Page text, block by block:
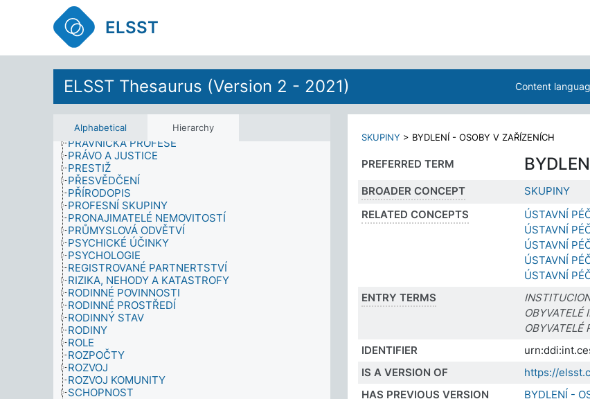
ELSST
ELSST Thesaurus (Version 2 - 2021) Content
Alphabetical Hierarchy
POLITICKÉ JEDNÁNÍ
POLITICKÉ SYSTÉMY
POLITIKA
POLOHA
PORADENSTVÍ
PORUŠOVÁNÍ LIDSKÝCH PRÁV
POSTOJE
POVÁLEČNÁ OPATŘENÍ
POVĚDOMÍ
PRÁCE A ZAMĚSTNANOST
PRÁVA A VÝSADY
PRÁVNICKÁ PROFESE
PRÁVO A JUSTICE
PRESTIŽ
PŘESVĚDČENÍ
PŘÍRODOPIS
PROFESNÍ SKUPINY
PRONAJIMATELÉ NEMOVITOSTÍ
PRŮMYSLOVÁ ODVĚTVÍ
PSYCHICKÉ ÚČINKY
PSYCHOLOGIE
REGISTROVANÉ PARTNERTSTVÍ
RIZIKA, NEHODY A KATASTROFY
RODINNÉ POVINNOSTI
RODINNÉ PROSTŘEDÍ
RODINNÝ STAV
RODINY
ROLE
ROZPOČTY
ROZVOJ
ROZVOJ KOMUNITY
SCHOPNOST
SKUPINY > BYDLENÍ - OSOBY V ZAŘÍZENÍCH
PREFERRED TERM
BROADER CONCEPT
SKUPINY
RELATED CONCEPTS
ÚSTAVNÍ
ÚSTAVNÍ
ÚSTAVNÍ
ÚSTAVNÍ
ÚSTAVNÍ
ENTRY TERMS
OBYVATELÉ
OBYVATELÉ
IDENTIFIER
IS A VERSION OF
https://
HAS PREVIOUS VERSION
BYDLENÍ -